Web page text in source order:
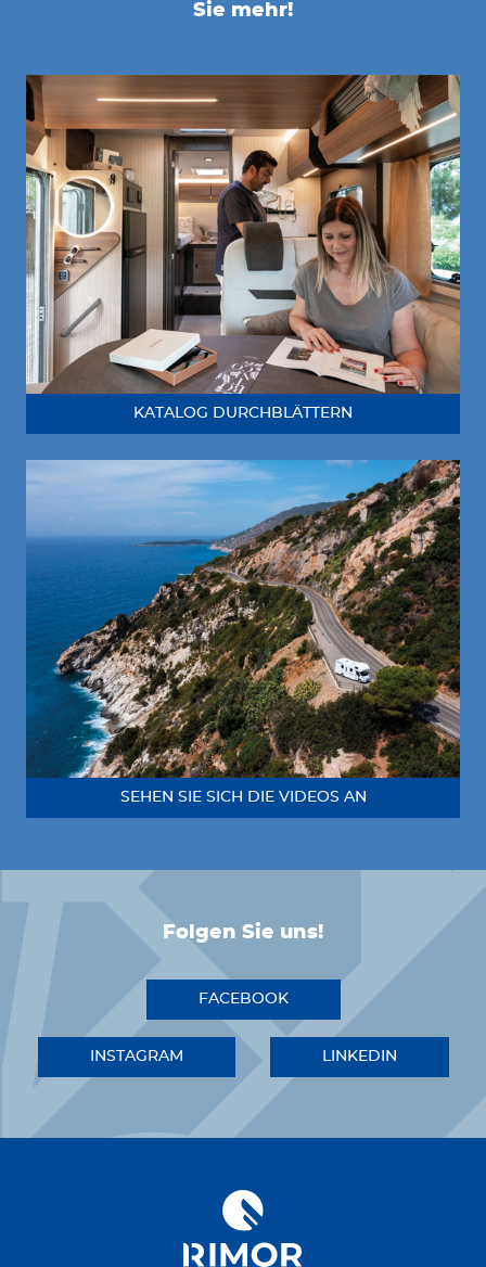
Sie mehr!
KATALOG DURCHBLÄTTERN
SEHEN SIE SICH DIE VIDEOS AN
Folgen Sie uns!
FACEBOOK
INSTAGRAM LINKEDIN